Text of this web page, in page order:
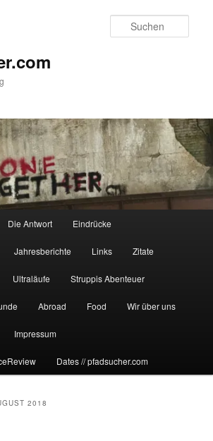
Die Antwort Eindrücke
Jahresberichte Links Zitate
Ultraläufe Struppis Abenteuer
Abroad Food Wir über uns
Impressum
Dates // pfadsucher.com
2018